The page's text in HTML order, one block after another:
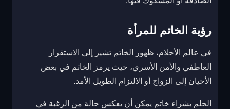
رؤية الخاتم للمرأة
في عالم الأحلام، ظهور الخاتم تشير إلى الاستقرار
العاطفي والأمن الأسري، حيث يرمز الخاتم في بعض
الأحيان إلى الزواج أو الالتزام الطويل الأمد.
الحلم بشراء خاتم يمكن أن يعكس حالة من الرغبة في